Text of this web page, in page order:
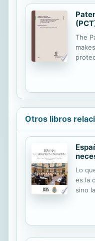
The
Such
Otros libros
Lo
es la
sino